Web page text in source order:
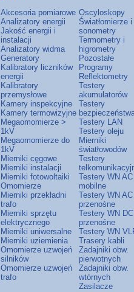
Akcesoria pomiarowe
Analizatory energii
Jakość energii i
instalacji
Analizatory widma
Generatory
Kalibratory liczników
energii
Kalibratory
przemysłowe
Kamery inspekcyjne
Kamery termowizyjne
Megaomomierze >
1kV
Megaomomierze do
1kV
Mierniki cęgowe
Mierniki instalacji
Mierniki fotowoltaiki
Omomierze
Mierniki przekładni
trafo
Mierniki sprzętu
elektrycznego
Mierniki uniwersalne
Mierniki uziemienia
Omomierze uzwojeń
silników
Omomierze uzwojeń
trafo
Oscyloskopy
Światłomierze i
sonometry
Termometry i
higrometry
Pozostałe
Programy
Reflektometry
Testery
akumulatorów
Testery
Testery LAN
Testery oleju
Mierniki
światłowodów
Testery
Testery WN AC
mobilne
Testery WN AC
przenośne
Testery WN DC
przenośne
Testery WN
Trasery kabli
Zadajniki obw.
pierwotnych
Zadajniki obw.
wtórnych
Zasilacze